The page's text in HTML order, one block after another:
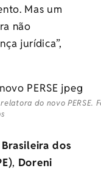
Mas um
não
jurídica”,
do novo PERSE.
dos
), Doreni